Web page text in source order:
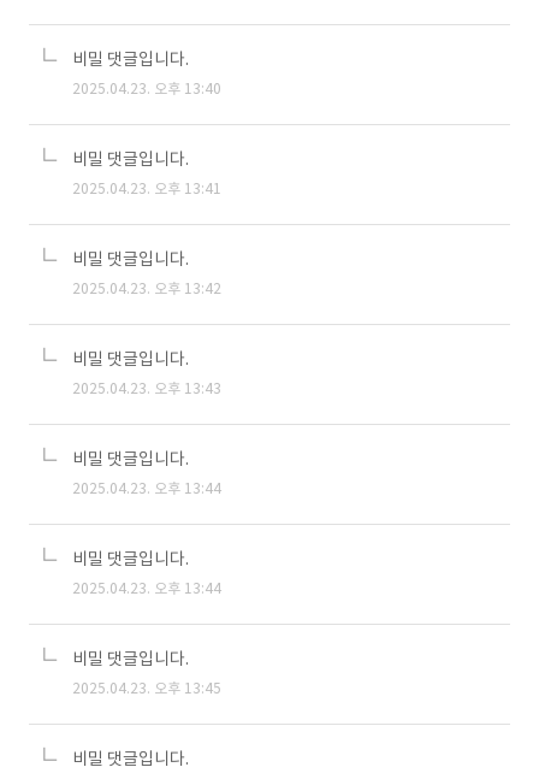
비밀 댓글입니다.
2025.04.23. 오후 13:40
비밀 댓글입니다.
2025.04.23. 오후 13:41
비밀 댓글입니다.
2025.04.23. 오후 13:42
비밀 댓글입니다.
2025.04.23. 오후 13:43
비밀 댓글입니다.
2025.04.23. 오후 13:44
비밀 댓글입니다.
2025.04.23. 오후 13:44
비밀 댓글입니다.
2025.04.23. 오후 13:45
비밀 댓글입니다.